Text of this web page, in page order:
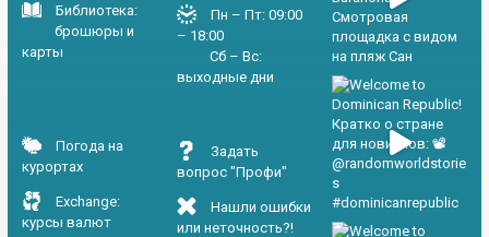
Библиотека:
брошюры и
карты
Погода на
курортах
Exchange:
курсы валют
Пн – Пт: 09:00
– 18:00
Сб – Вс:
выходные дни
Задать
вопрос "Профи"
Нашли ошибки
или неточность?!